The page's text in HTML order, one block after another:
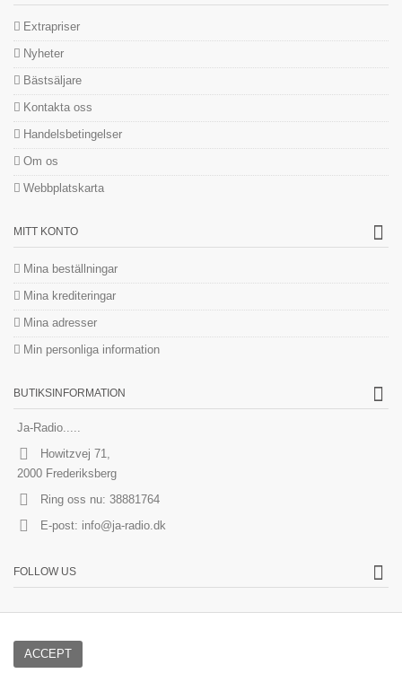
Extrapriser
Nyheter
Bästsäljare
Kontakta oss
Handelsbetingelser
Om os
Webbplatskarta
MITT KONTO
Mina beställningar
Mina krediteringar
Mina adresser
Min personliga information
BUTIKSINFORMATION
Ja-Radio.....
Howitzvej 71,
2000 Frederiksberg
Ring oss nu: 38881764
E-post: info@ja-radio.dk
FOLLOW US
ACCEPT